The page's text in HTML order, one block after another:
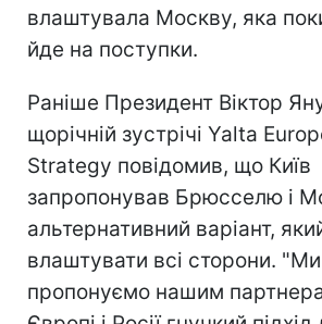
влаштувала Москву, яка
йде на поступки.
Раніше Президент Віктор
щорічній зустрічі Yalta
Strategy повідомив, що Київ
запропонував Брюсселю і
альтернативний варіант,
влаштувати всі сторони. "Ми
пропонуємо нашим